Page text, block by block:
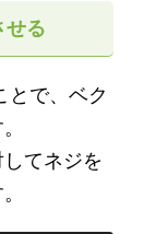
せる
とで、ベク
てネジを